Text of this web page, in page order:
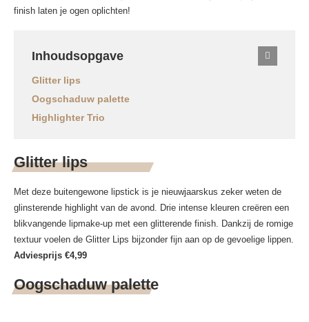
finish laten je ogen oplichten!
Inhoudsopgave
Glitter lips
Oogschaduw palette
Highlighter Trio
Glitter lips
Met deze buitengewone lipstick is je nieuwjaarskus zeker weten de
glinsterende highlight van de avond. Drie intense kleuren creëren een
blikvangende lipmake-up met een glitterende finish. Dankzij de romige
textuur voelen de Glitter Lips bijzonder fijn aan op de gevoelige lippen.
Adviesprijs €4,99
Oogschaduw palette